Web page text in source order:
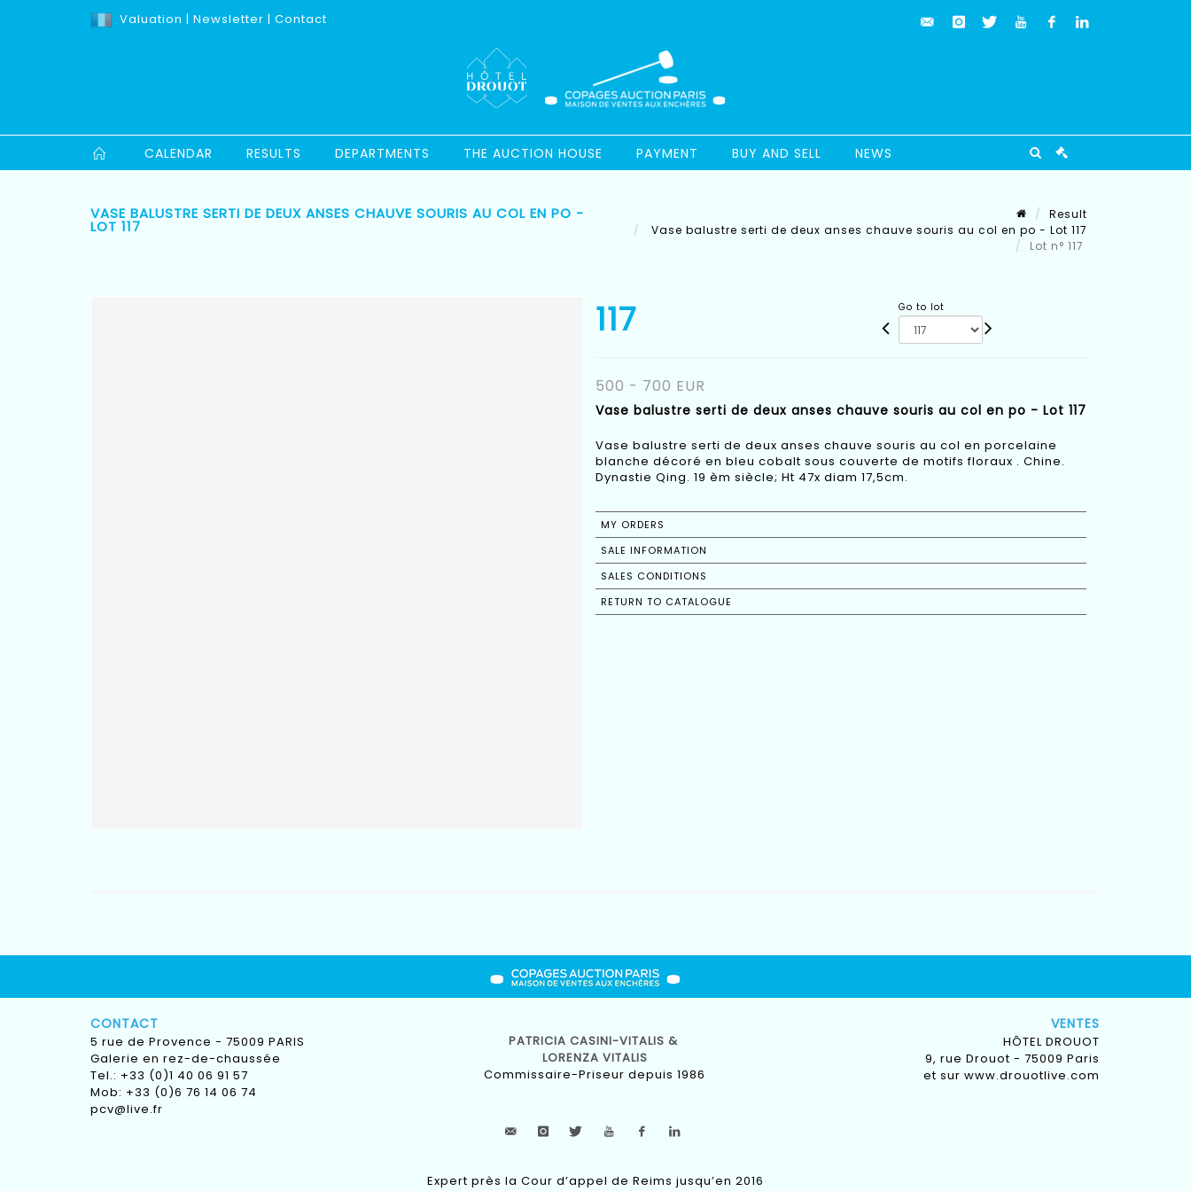
Valuation | Newsletter | Contact
CALENDAR RESULTS DEPARTMENTS THE AUCTION HOUSE PAYMENT BUY AND SELL NEWS
VASE BALUSTRE SERTI DE DEUX ANSES CHAUVE SOURIS AU COL EN PO -
LOT 117
Result
Vase balustre serti de deux anses chauve souris au col en po - Lot 117
Lot n° 117
117 Go to lot
500 - 700 EUR
Vase balustre serti de deux anses chauve souris au col en po - Lot 117
Vase balustre serti de deux anses chauve souris au col en porcelaine
blanche décoré en bleu cobalt sous couverte de motifs floraux . Chine.
Dynastie Qing. 19 èm siècle; Ht 47x diam 17,5cm.
MY ORDERS
SALE INFORMATION
SALES CONDITIONS
RETURN TO CATALOGUE
CONTACT
5 rue de Provence - 75009 PARIS
Galerie en rez-de-chaussée
Tel.: +33 (0)1 40 06 91 57
Mob: +33 (0)6 76 14 06 74
pcv@live.fr
PATRICIA CASINI-VITALIS &
LORENZA VITALIS
Commissaire-Priseur depuis 1986
VENTES
HÔTEL DROUOT
9, rue Drouot - 75009 Paris
et sur www.drouotlive.com
Expert près la Cour d’appel de Reims jusqu’en 2016